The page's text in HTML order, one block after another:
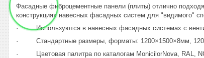
Фасадные фиброцементные панели (плиты) отлично
конструкциях навесных фасадных систем для "видимого"
· Используются в навесных фасадных системах с
· Стандартные размеры, форматы: 1200×1500×8мм,
· Цветовая палитра по каталогам MonicilorNova, RAL,